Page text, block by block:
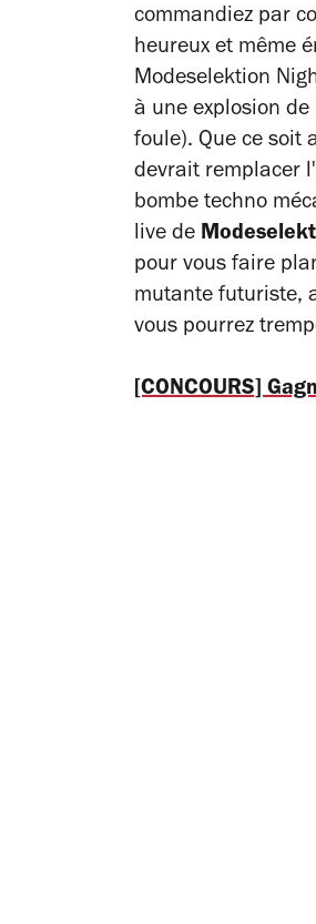
commandiez par
heureux et même
Modeselektion
à une explosion
foule). Que ce soit
devrait remplacer
bombe techno
live de
pour vous faire
mutante futuriste,
vous pourrez
[CONCOURS]